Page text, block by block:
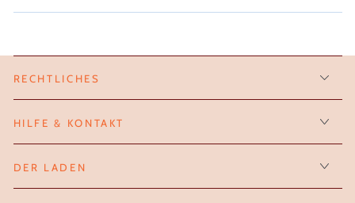
RECHTLICHES
HILFE & KONTAKT
DER LADEN